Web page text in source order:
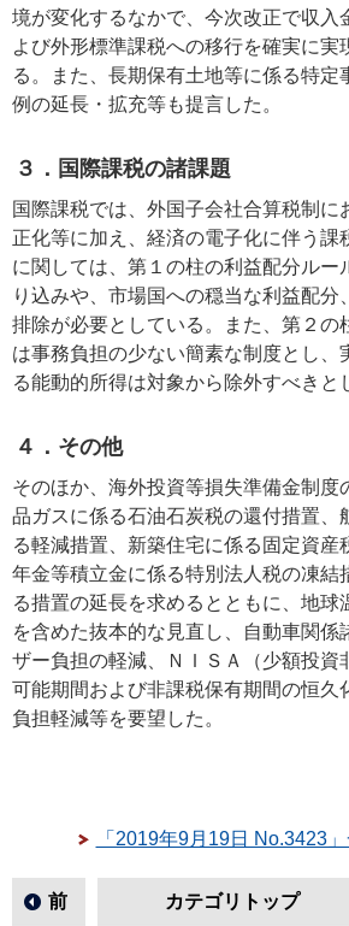
境が変化するなかで、今次改正で収入
よび外形標準課税への移行を確実に実
る。また、長期保有土地等に係る特定
例の延長・拡充等も提言した。
３．国際課税の諸課題
国際課税では、外国子会社合算税制に
正化等に加え、経済の電子化に伴う課
に関しては、第１の柱の利益配分ルー
り込みや、市場国への穏当な利益配分
排除が必要としている。また、第２の
は事務負担の少ない簡素な制度とし、
る能動的所得は対象から除外すべきと
４．その他
そのほか、海外投資等損失準備金制度
品ガスに係る石油石炭税の還付措置、
る軽減措置、新築住宅に係る固定資産
年金等積立金に係る特別法人税の凍結
る措置の延長を求めるとともに、地球
を含めた抜本的な見直し、自動車関係
ザー負担の軽減、ＮＩＳＡ（少額投資
可能期間および非課税保有期間の恒久
負担軽減等を要望した。
「2019年9月19日 No.3423
前 カテゴリトップ